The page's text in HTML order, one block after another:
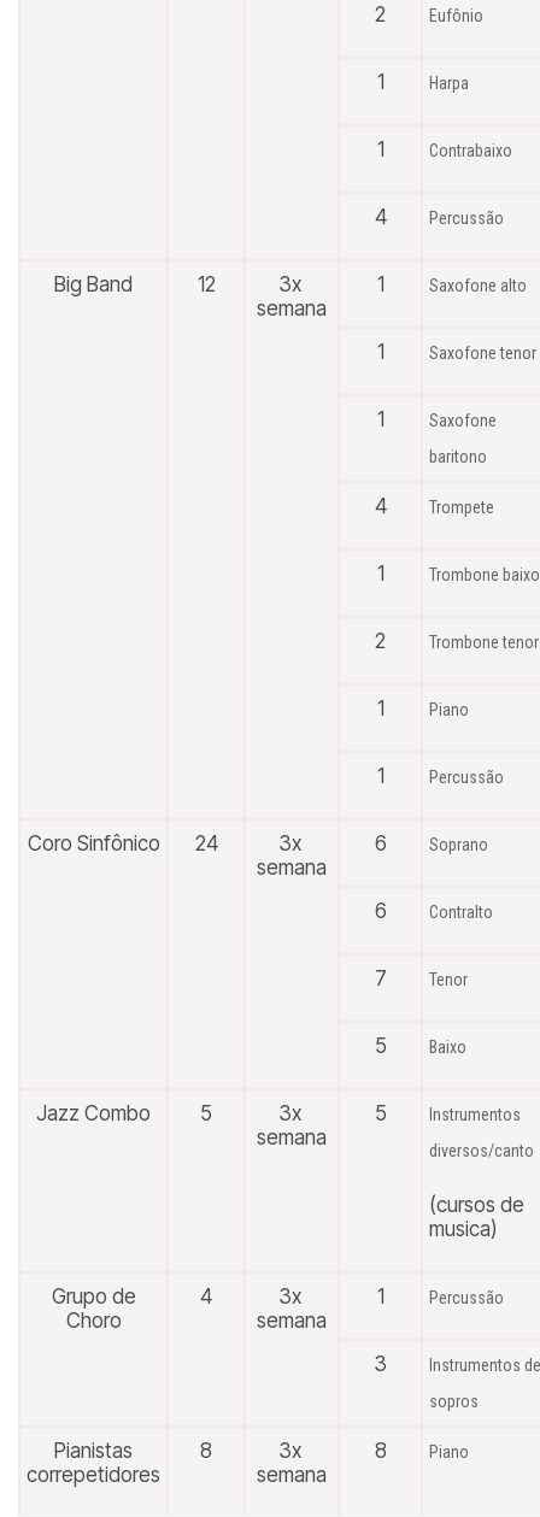
2 Eufônio
1 Harpa
1 Contrabaixo
4 Percussão
Big Band 12
3x
semana
1 Saxofone alto
1 Saxofone tenor
1
Saxofone
baritono
4 Trompete
1 Trombone baixo
2 Trombone tenor
1 Piano
1 Percussão
Coro Sinfônico 24
3x
semana
6 Soprano
6 Contralto
7 Tenor
5 Baixo
Jazz Combo 5
3x
semana
5
Instrumentos
diversos/canto
(cursos de
musica)
Grupo de
Choro
4
3x
semana
1 Percussão
3
Instrumentos de
sopros
Pianistas
correpetidores
8
3x
semana
8 Piano